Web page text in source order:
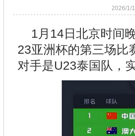
2026/1/
1月14日北京时间
23亚洲杯的第三场比
对手是U23泰国队，